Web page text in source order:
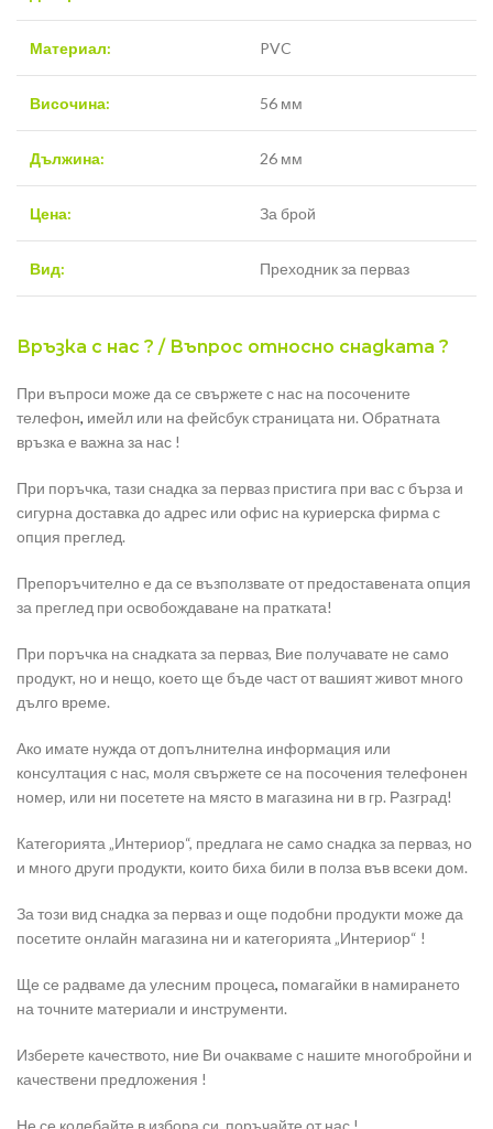
Материал: PVC
Височина: 56 мм
Дължина: 26 мм
Цена: За брой
Вид: Преходник за перваз
Връзка с нас ? / Въпрос относно снадката ?
При въпроси може да се свържете с нас на посочените
телефон, имейл или на фейсбук страницата ни. Обратната
връзка е важна за нас !
При поръчка, тази снадка за перваз пристига при вас с бърза и
сигурна доставка до адрес или офис на куриерска фирма с
опция преглед.
Препоръчително е да се възползвате от предоставената опция
за преглед при освобождаване на пратката!
При поръчка на снадката за перваз, Вие получавате не само
продукт, но и нещо, което ще бъде част от вашият живот много
дълго време.
Ако имате нужда от допълнителна информация или
консултация с нас, моля свържете се на посочения телефонен
номер, или ни посетете на място в магазина ни в гр. Разград!
Категорията „Интериор“, предлага не само снадка за перваз, но
и много други продукти, които биха били в полза във всеки дом.
За този вид снадка за перваз и още подобни продукти може да
посетите онлайн магазина ни и категорията „Интериор“ !
Ще се радваме да улесним процеса, помагайки в намирането
на точните материали и инструменти.
Изберете качеството, ние Ви очакваме с нашите многобройни и
качествени предложения !